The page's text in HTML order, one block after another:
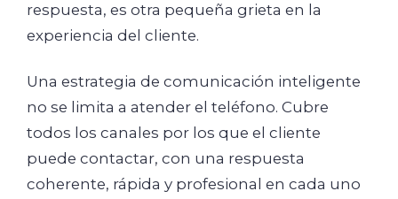
respuesta, es otra pequeña grieta en la
experiencia del cliente.
Una estrategia de comunicación inteligente
no se limita a atender el teléfono. Cubre
todos los canales por los que el cliente
puede contactar, con una respuesta
coherente, rápida y profesional en cada uno